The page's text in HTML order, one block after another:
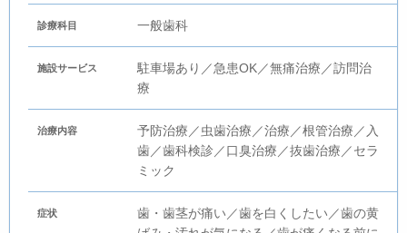
診療科目 一般歯科
施設サービス
駐車場あり／急患OK／無痛治療／訪問治
療
治療内容
予防治療／虫歯治療／治療／根管治療／入
歯／歯科検診／口臭治療／抜歯治療／セラ
ミック
症状
歯・歯茎が痛い／歯を白くしたい／歯の黄